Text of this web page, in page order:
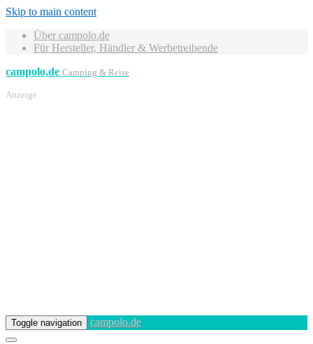
Skip to main content
Über campolo.de
Für Hersteller, Händler & Werbetreibende
campolo.de Camping & Reise
Anzeige
Toggle navigation campolo.de